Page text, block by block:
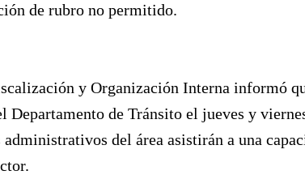
de rubro no permitido.
y Organización Interna informó
de Tránsito el jueves y
administrativos del área asistirán a una